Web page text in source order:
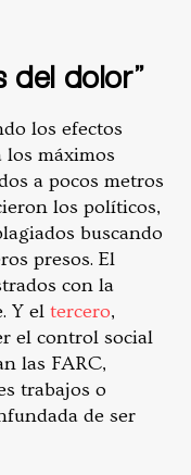
del dolor”
los efectos
los máximos
a pocos metros
los políticos,
buscando
presos. El
con la
Y el tercero,
el control social
las FARC,
trabajos o
de ser